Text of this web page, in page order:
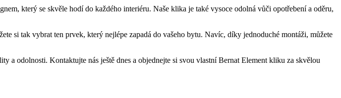
který se skvěle ​hodí do každého interiéru. Naše klika ⁤je také vysoce odolná vůči opotřebení a oděru,
si tak vybrat ⁢ten prvek, který nejlépe zapadá do vašeho bytu. Navíc, díky jednoduché montáži, můžete
a odolnosti.‌ Kontaktujte nás ještě dnes a ​objednejte si svou vlastní‌ Bernat Element kliku za ‍skvělou